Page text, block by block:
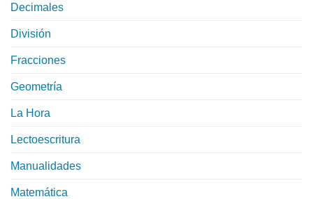
Decimales
División
Fracciones
Geometría
La Hora
Lectoescritura
Manualidades
Matemática